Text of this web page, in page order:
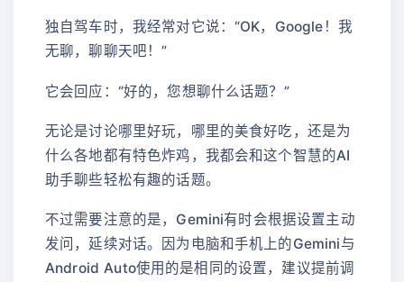
独自驾车时，我经常对它说：“OK，Google！我
无聊，聊聊天吧！”
它会回应：“好的，您想聊什么话题？”
无论是讨论哪里好玩，哪里的美食好吃，还是为
什么各地都有特色炸鸡，我都会和这个智慧的AI
助手聊些轻松有趣的话题。
不过需要注意的是，Gemini有时会根据设置主动
发问，延续对话。因为电脑和手机上的Gemini与
Android Auto使用的是相同的设置，建议提前调